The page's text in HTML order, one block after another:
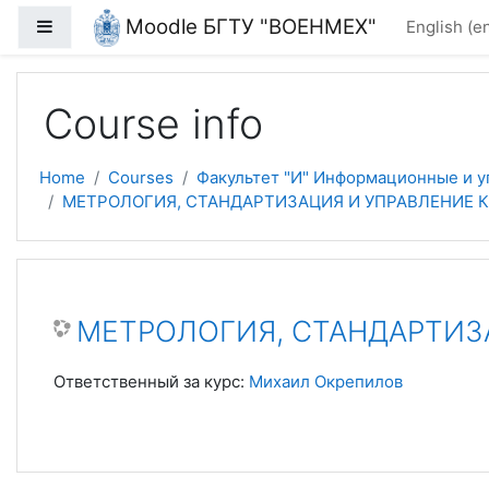
Skip to main content
Side panelMoodle БГТУ "ВОЕНМЕХ" English
Course info
Home Courses Факультет "И" Информационные и
МЕТРОЛОГИЯ, СТАНДАРТИЗАЦИЯ И УПРАВЛЕНИЕ
МЕТРОЛОГИЯ,
Ответственный за курс: Михаил Окрепилов